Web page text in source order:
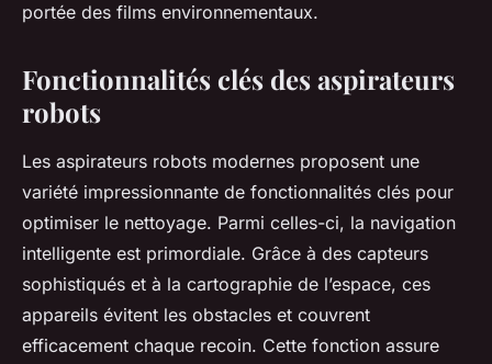
portée des films environnementaux.
Fonctionnalités clés des aspirateurs
robots
Les aspirateurs robots modernes proposent une
variété impressionnante de fonctionnalités clés pour
optimiser le nettoyage. Parmi celles-ci, la navigation
intelligente est primordiale. Grâce à des capteurs
sophistiqués et à la cartographie de l’espace, ces
appareils évitent les obstacles et couvrent
efficacement chaque recoin. Cette fonction assure